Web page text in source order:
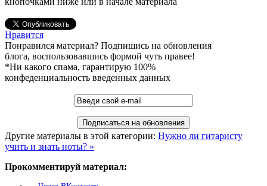
Нравится
Понравился материал? Подпишись на обновления
блога, воспользовавшись формой чуть правее!
*Ни какого спама, гарантирую 100%
конфеденциальность введенных данных
Другие материалы в этой категории: Нужно ли гитаристу
учить и знать ноты? »
Прокомментируй материал: